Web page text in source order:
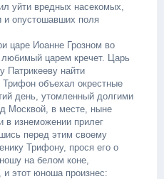
уйти вредных насекомых,
и опустошавших поля
царе Иоанне Грозном во
царем кречет. Царь
Патрикееву найти
объехал окрестные
день, утомленный долгими
Москвой, в месте, ныне
изнеможении прилег
перед этим своему
Трифону, прося его о
на белом коне,
и этот юноша произнес: